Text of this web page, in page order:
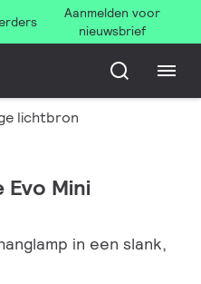
Aanmelden voor
nieuwsbrief
lichtbron
Evo Mini
in een slank,